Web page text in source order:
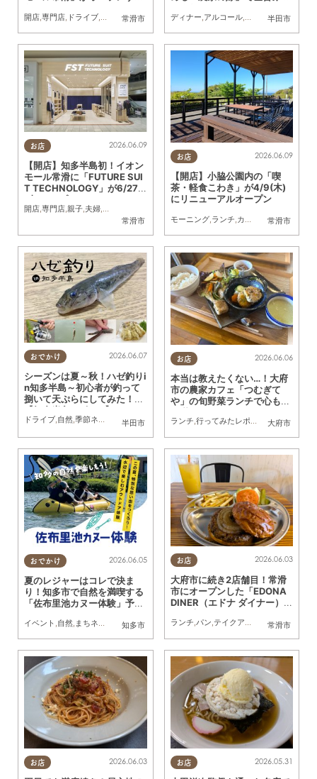
常滑市
開店 専門店 ドライブ 家族,カップル おひとりさま,友人 半田市
ディナー アルコール, 観光,行ってみ
お店
常滑市
2026.06.09
【開店】知多半島初！イオン
モール常滑に「FUTURE SUI
T TECHNOLOGY」が6/27
(土)オープン
開店 専門店 親子 夫婦
お店
常滑市
2026.06.09
【開店】小脇公園内の「喫
茶・軽食こわき」が4/9(木)
にリニューアルオープン
モーニング, ランチ カフェ スイーツ
おでかけ
半田市
2026.06.07
シーズンは夏～秋！ハゼ釣りi
n知多半島～初心者が釣って
捌いて天ぷらにしてみた！～
【知多半島レポ#14】
ドライブ 自然 季節ネタ 行ってみたレポ 夫婦, 家族,カップル,おひとりさま,友人
お店
大府市
2026.06.06
本当は教えたくない…！大府
市の農家カフェ「つむぎて
や」の旬野菜ランチで心も体
ランチ,行ってみたレポ,夫婦,家族,カップ
おでかけ
知多市
2026.06.05
夏のレジャーはコレで決ま
り！知多市で自然を満喫する
「佐布里池カヌー体験」予約
る広告
イベント ,自然, まちネタ ちたまる広告 親子,家族,カップル,友人
お店
常滑市
2026.06.03
大府市に続き2店舗目！常滑
市にオープンした「EDONA
DINER（エドナ ダイナー）」
を実食
ランチ,パン,テイクアウト ドライブ
お店 2026.06.03 お店 2026.05.31